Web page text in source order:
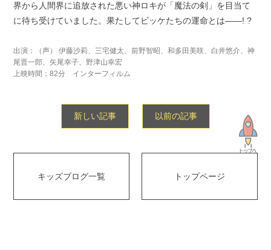
界から人間界に追放された悪い神ロキが「魔法の剣」を目当て
に待ち受けていました。果たしてビッケたちの運命とは――! ?
出演：（声） 伊藤沙莉、三宅健太、前野智昭、和多田美咲、白井悠介、神
尾晋一郎、矢尾幸子、野津山幸宏
上映時間：82分 インターフィルム
新しい記事 以前の記事
キッズブログ一覧 トップページ